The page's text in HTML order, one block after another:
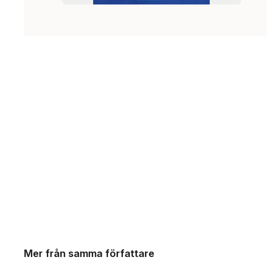
Mer från samma författare